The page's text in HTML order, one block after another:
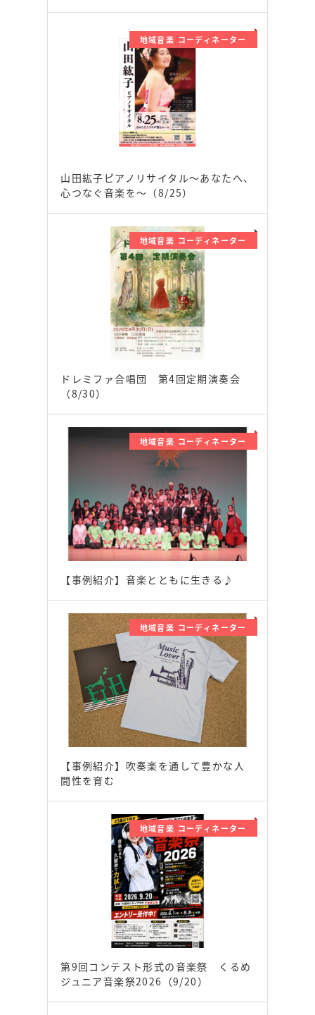
地域音楽 コーディネーター
山田紘子ピアノリサイタル～あなたへ、
心つなぐ音楽を～（8/25）
地域音楽 コーディネーター
ドレミファ合唱団 第4回定期演奏会
（8/30）
地域音楽 コーディネーター
【事例紹介】音楽とともに生きる♪
地域音楽 コーディネーター
【事例紹介】吹奏楽を通して豊かな人
間性を育む
地域音楽 コーディネーター
第9回コンテスト形式の音楽祭 くるめ
ジュニア音楽祭2026（9/20）